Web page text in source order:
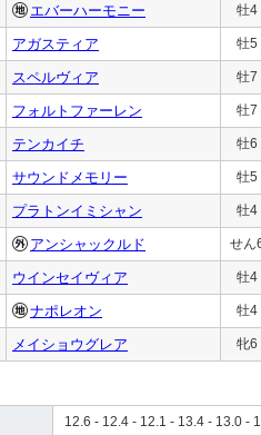
エバーハーモニー 牡4
アガスティア 牡5
スペルヴィア 牡7
フォルトファーレン 牡7
テンカイチ 牡6
サウンドメモリー 牡5
プラトンイミシャン 牡4
アンシャックルド せん
ウインセイヴィア 牡4
ナポレオン 牡4
メイショウグレア 牝6
12.6 - 12.4 - 12.1 - 13.4 - 13.0 -